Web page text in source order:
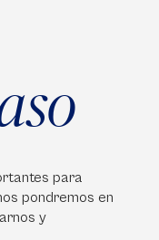
para
pondremos en
y